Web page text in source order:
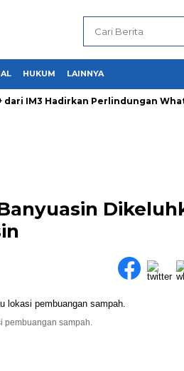
HUKUM LAINNYA
IM3 Hadirkan Perlindungan
pembuangan sampah.